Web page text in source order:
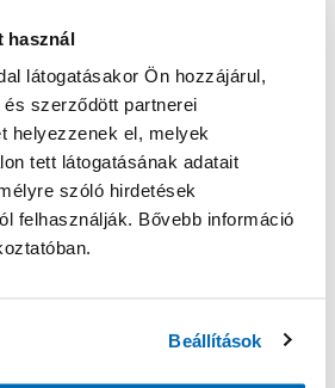
használ
látogatásakor Ön hozzájárul,
szerződött partnerei
helyezzenek el, melyek
tett látogatásának adatait
szóló hirdetések
felhasználják. Bővebb információ
Beállítások
Oldal újratöltése